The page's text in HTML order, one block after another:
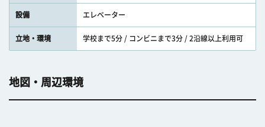
設備 エレベーター
立地・環境 学校まで5分 / コンビニまで3分 / 2沿線以上利用可
地図・周辺環境